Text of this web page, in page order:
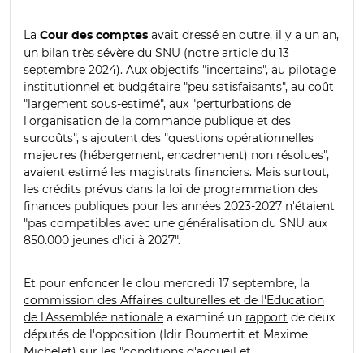
La Cour des comptes avait dressé en outre, il y a un an,
un bilan très sévère du SNU (notre article du 13
septembre 2024). Aux objectifs "incertains", au pilotage
institutionnel et budgétaire "peu satisfaisants", au coût
"largement sous-estimé", aux "perturbations de
l'organisation de la commande publique et des
surcoûts", s'ajoutent des "questions opérationnelles
majeures (hébergement, encadrement) non résolues",
avaient estimé les magistrats financiers. Mais surtout,
les crédits prévus dans la loi de programmation des
finances publiques pour les années 2023-2027 n'étaient
"pas compatibles avec une généralisation du SNU aux
850.000 jeunes d'ici à 2027".
Et pour enfoncer le clou mercredi 17 septembre, la
commission des Affaires culturelles et de l'Education
de l'Assemblée nationale a examiné un rapport de deux
députés de l'opposition (Idir Boumertit et Maxime